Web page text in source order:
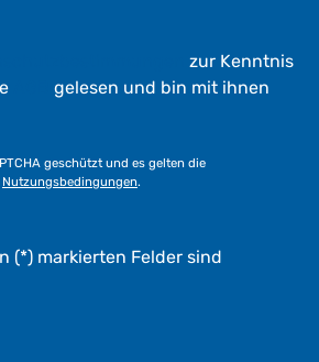
zur Kenntnis
gelesen und bin mit ihnen
geschützt und es gelten die
Nutzungsbedingungen.
(*) markierten Felder sind